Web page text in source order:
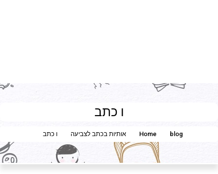
ו כתב
Home blog אותיות בכתב לצביעה ו כתב